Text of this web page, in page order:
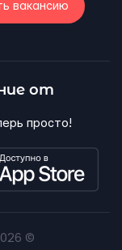
вакансию
от
просто!
©